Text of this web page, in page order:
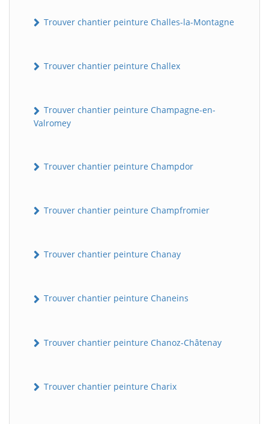
Trouver chantier peinture Challes-la-Montagne
Trouver chantier peinture Challex
Trouver chantier peinture Champagne-en-
Valromey
Trouver chantier peinture Champdor
Trouver chantier peinture Champfromier
Trouver chantier peinture Chanay
Trouver chantier peinture Chaneins
Trouver chantier peinture Chanoz-Châtenay
Trouver chantier peinture Charix